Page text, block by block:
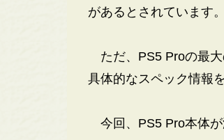
があるとされています。
ただ、PS5 Proの最大
具体的なスペック情報
今回、PS5 Pro本体が